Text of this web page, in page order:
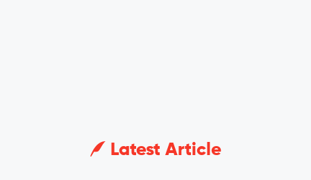
Latest Article